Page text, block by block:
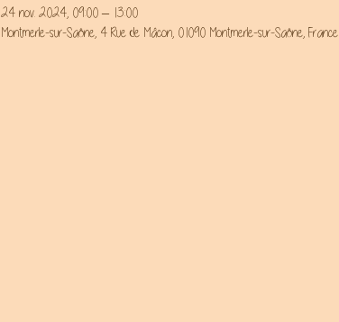
24 nov. 2024, 09:00 – 13:00
Montmerle-sur-Saône, 4 Rue de Mâcon, 01090 Montmerle-sur-Saône, France